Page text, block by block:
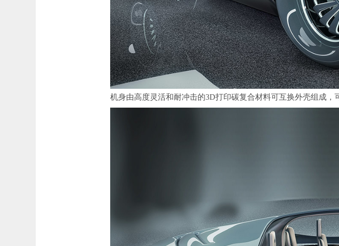
机身由高度灵活和耐冲击的3D打印碳复合材料可互换外壳组成，